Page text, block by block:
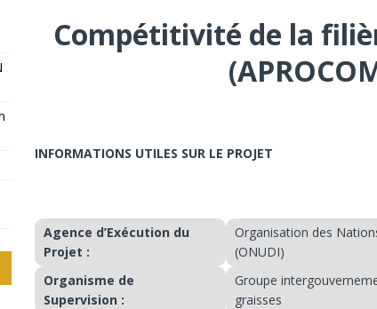
Compétitivité de la
INFORMATIONS UTILES SUR LE PROJET
Agence d’Exécution du
Projet :
Organisation des
(ONUDI)
Organisme de
Supervision :
Groupe
graisses